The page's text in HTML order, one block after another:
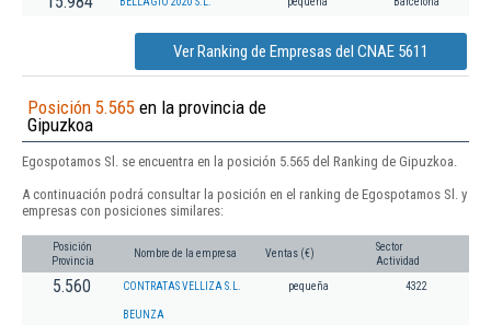
Ver Ranking de Empresas del CNAE 5611
Posición 5.565 en la provincia de
Gipuzkoa
Egospotamos Sl. se encuentra en la posición 5.565 del Ranking de Gipuzkoa.
A continuación podrá consultar la posición en el ranking de Egospotamos Sl. y
empresas con posiciones similares:
Posición
Provincia
Nombre de la empresa Ventas (€)
Sector
Actividad
5.560 CONTRATAS VELLIZA S.L. pequeña 4322
BEUNZA